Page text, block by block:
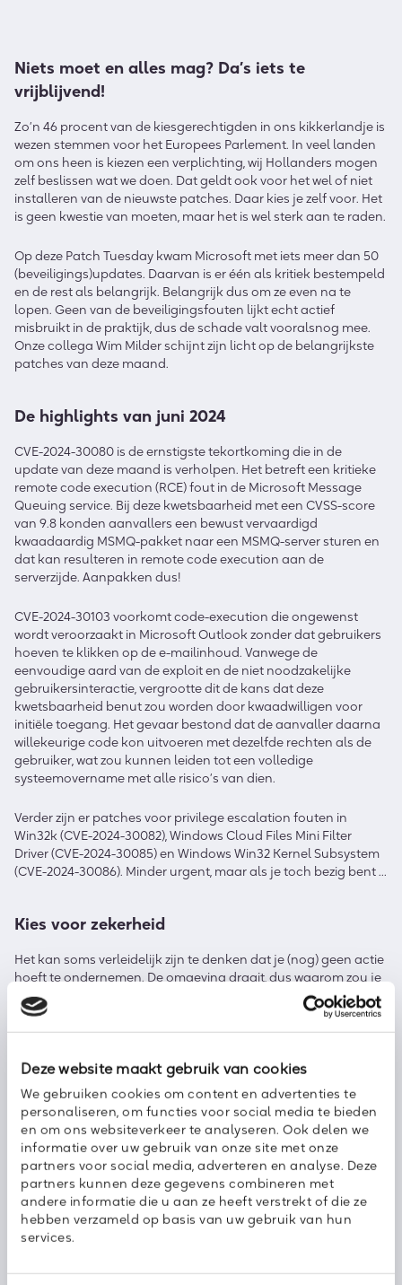
Deze website maakt gebruik van cookies
We gebruiken cookies om content en advertenties te
personaliseren, om functies voor social media te bieden
en om ons websiteverkeer te analyseren. Ook delen we
informatie over uw gebruik van onze site met onze
partners voor social media, adverteren en analyse. Deze
partners kunnen deze gegevens combineren met
andere informatie die u aan ze heeft verstrekt of die ze
hebben verzameld op basis van uw gebruik van hun
services.
Niets moet en alles mag? Da’s iets te
vrijblijvend!
Zo’n 46 procent van de kiesgerechtigden in ons kikkerlandje is
wezen stemmen voor het Europees Parlement. In veel landen
om ons heen is kiezen een verplichting, wij Hollanders mogen
zelf beslissen wat we doen. Dat geldt ook voor het wel of niet
installeren van de nieuwste patches. Daar kies je zelf voor. Het
is geen kwestie van moeten, maar het is wel sterk aan te raden.
Op deze Patch Tuesday kwam Microsoft met iets meer dan 50
(beveiligings)updates. Daarvan is er één als kritiek bestempeld
en de rest als belangrijk. Belangrijk dus om ze even na te
lopen. Geen van de beveiligingsfouten lijkt echt actief
misbruikt in de praktijk, dus de schade valt vooralsnog mee.
Onze collega Wim Milder schijnt zijn licht op de belangrijkste
patches van deze maand.
De highlights van juni 2024
CVE-2024-30080 is de ernstigste tekortkoming die in de
update van deze maand is verholpen. Het betreft een kritieke
remote code execution (RCE) fout in de Microsoft Message
Queuing service. Bij deze kwetsbaarheid met een CVSS-score
van 9.8 konden aanvallers een bewust vervaardigd
kwaadaardig MSMQ-pakket naar een MSMQ-server sturen en
dat kan resulteren in remote code execution aan de
serverzijde. Aanpakken dus!
CVE-2024-30103 voorkomt code-execution die ongewenst
wordt veroorzaakt in Microsoft Outlook zonder dat gebruikers
hoeven te klikken op de e-mailinhoud. Vanwege de
eenvoudige aard van de exploit en de niet noodzakelijke
gebruikersinteractie, vergrootte dit de kans dat deze
kwetsbaarheid benut zou worden door kwaadwilligen voor
initiële toegang. Het gevaar bestond dat de aanvaller daarna
willekeurige code kon uitvoeren met dezelfde rechten als de
gebruiker, wat zou kunnen leiden tot een volledige
systeemovername met alle risico’s van dien.
Verder zijn er patches voor privilege escalation fouten in
Win32k (CVE-2024-30082), Windows Cloud Files Mini Filter
Driver (CVE-2024-30085) en Windows Win32 Kernel Subsystem
(CVE-2024-30086). Minder urgent, maar als je toch bezig bent …
Kies voor zekerheid
Het kan soms verleidelijk zijn te denken dat je (nog) geen actie
hoeft te ondernemen. De omgeving draait, dus waarom zou je
al die patches keer op keer weer installeren? Ons advies? Altijd
doen! Updates zijn cruciaal om je apparaten veilig en
compliant te houden, dus voer ook deze maandelijkse – en
echter wel pas nadat je voorafgaand aan de implementatie
hebt gecheckt of de infrastructuur en (bedrijfs)applicaties
correct blijven werken. Dus eerst in een testomgeving en dan
pas live.
Kies voor Axoft
Het kan nog makkelijker. Als wij de omgeving voor je beheren,
kun je zorgeloos ondernemen en zorgen onze specialisten dat
alles altijd feilloos (door)draait zonder dat je ernaar hoeft om